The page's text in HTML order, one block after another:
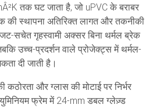
तक घट जाता है, जो uPVC के बराबर
की स्थापना अतिरिक्त लागत और तकनीकी
सचेत गृहस्वामी अक्सर बिना थर्मल ब्रेक
उच्च-प्रदर्शन वाले प्रोजेक्ट्स में थर्मल-
दी जाती है।
और ग्लास की मोटाई पर निर्भर
फ्रेम में 24-mm डबल ग्लेज़्ड